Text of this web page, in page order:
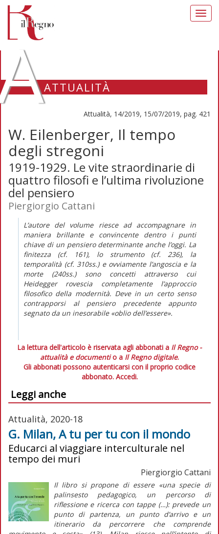
ATTUALITÀ
Attualità, 14/2019, 15/07/2019, pag. 421
W. Eilenberger, Il tempo
degli stregoni
1919-1929. Le vite straordinarie di
quattro filosofi e l’ultima rivoluzione
del pensiero
Piergiorgio Cattani
L’autore del volume riesce ad accompagnare in
maniera brillante e convincente dentro i punti
chiave di un pensiero determinante anche l’oggi. La
finitezza (cf. 161), lo strumento (cf. 236), la
temporalità (cf. 310ss.) e ovviamente l’angoscia e la
morte (240ss.) sono concetti attraverso cui
Heidegger rovescia completamente l’approccio
filosofico della modernità. Deve in un certo senso
contrapporsi al pensiero precedente appunto
segnato da un inesorabile «oblio dell’essere».
La lettura dell'articolo è riservata agli abbonati a Il Regno -
attualità e documentio a Il Regno digitale.
Gli abbonati possono autenticarsi con il proprio codice
abbonato. Accedi.
Leggi anche
Attualità, 2020-18
G. Milan, A tu per tu con il mondo
Educarci al viaggiare interculturale nel
tempo dei muri
Piergiorgio Cattani
Il libro si propone di essere «una specie di
palinsesto pedagogico, un percorso di
riflessione e ricerca con tappe (…): prevede un
punto di partenza, un punto d’arrivo e un
itinerario da percorrere che comprende